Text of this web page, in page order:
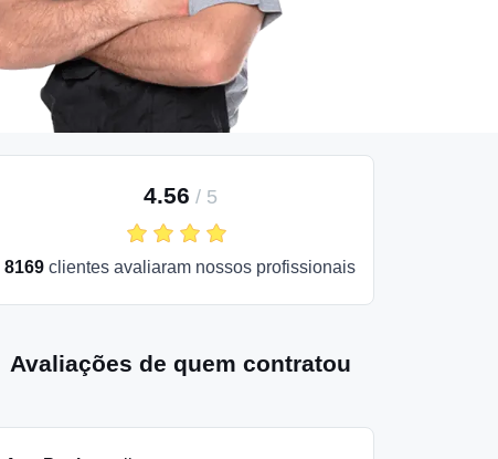
4.56 / 5
8169 clientes avaliaram nossos profissionais
Avaliações de quem contratou